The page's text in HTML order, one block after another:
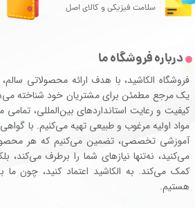
سلامت فیزیکی و کالای اصل
درباره فروشگاه ما
فروشگاه الکاشید، با هدف ارائه محصولاتی
یک مرجع مطمئن برای مشتریان خود شناخته
کیفیت و رعایت استانداردهای بین‌المللی،
مواد اولیه مرغوب و طبیعی تهیه می‌کنیم. با
آموزشی تخصصی، تضمین می‌کنیم که هر
می‌کنید، نه‌تنها نیازهای شما را برطرف می‌کند،
کمک می‌کند. به الکاشید اعتماد کنید، چون
هستیم.